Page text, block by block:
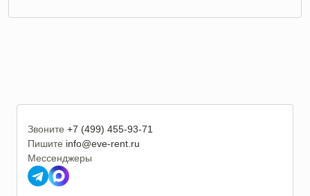
Звоните +7 (499) 455-93-71
Пишите info@eve-rent.ru
Мессенджеры